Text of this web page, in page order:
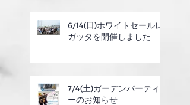
6/14(日)ホワイトセールレ
ガッタを開催しました
7/4(土)ガーデンパーティ
ーのお知らせ